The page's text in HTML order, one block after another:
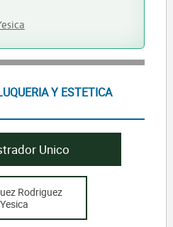
Y ESTETICA
Unico
Rodriguez
Yesica